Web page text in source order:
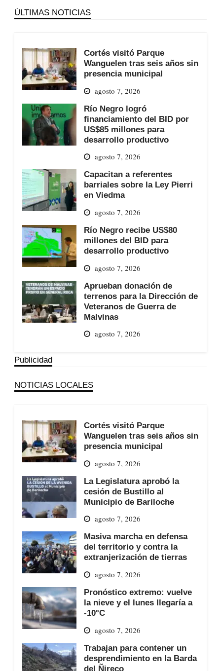
ÚLTIMAS NOTICIAS
Cortés visitó Parque
Wanguelen tras seis años sin
presencia municipal
agosto 7, 2026
Río Negro logró
financiamiento del BID por
US$85 millones para
desarrollo productivo
agosto 7, 2026
Capacitan a referentes
barriales sobre la Ley Pierri
en Viedma
agosto 7, 2026
Río Negro recibe US$80
millones del BID para
desarrollo productivo
agosto 7, 2026
Aprueban donación de
terrenos para la Dirección de
Veteranos de Guerra de
Malvinas
agosto 7, 2026
Publicidad
NOTICIAS LOCALES
Cortés visitó Parque
Wanguelen tras seis años sin
presencia municipal
agosto 7, 2026
La Legislatura aprobó la
cesión de Bustillo al
Municipio de Bariloche
agosto 7, 2026
Masiva marcha en defensa
del territorio y contra la
extranjerización de tierras
agosto 7, 2026
Pronóstico extremo: vuelve
la nieve y el lunes llegaría a
-10°C
agosto 7, 2026
Trabajan para contener un
desprendimiento en la Barda
del Ñireco